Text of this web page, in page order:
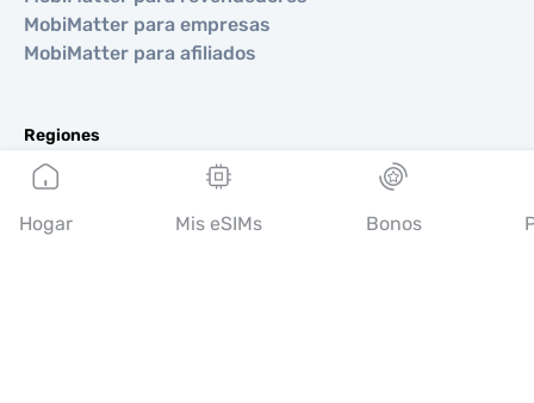
MobiMatter para empresas
MobiMatter para afiliados
Regiones
eSIM para Europa
eSIM para Américas
Hogar Mis eSIMs Bonos